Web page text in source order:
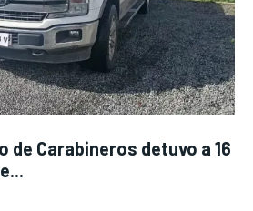
de Carabineros detuvo a 16